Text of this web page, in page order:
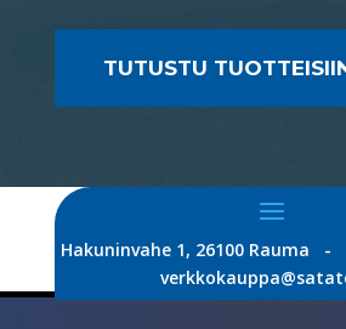
TUTUSTU
Hakuninvahe 1, 26100 Rauma -